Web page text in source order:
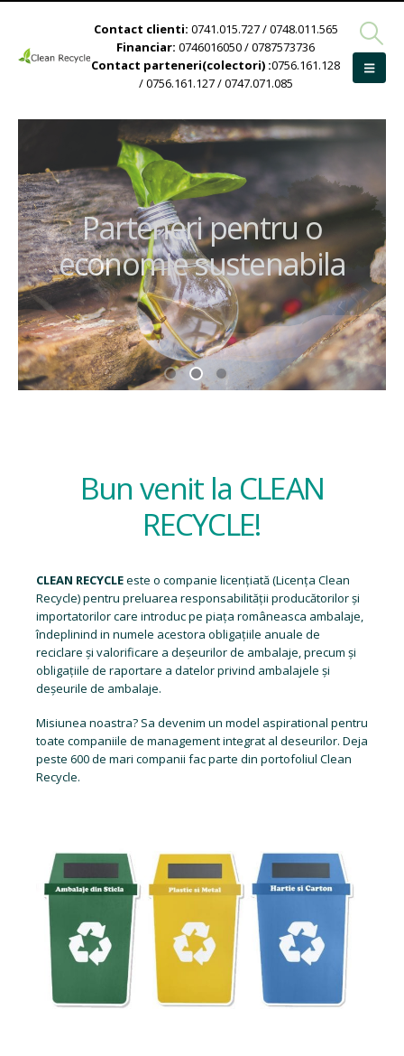
Contact clienti: 0741.015.727 / 0748.011.565
Financiar: 0746016050 / 0787573736
Contact parteneri(colectori) :0756.161.128
/ 0756.161.127 / 0747.071.085
Bun venit la CLEAN
RECYCLE!
CLEAN RECYCLEeste o companie licențiată (Licența Clean
Recycle) pentru preluarea responsabilității producătorilor și
importatorilor care introduc pe piața româneasca ambalaje,
îndeplinind in numele acestora obligațiile anuale de
reciclare și valorificare a deșeurilor de ambalaje, precum și
obligațiile de raportare a datelor privind ambalajele și
deșeurile de ambalaje.
Misiunea noastra? Sa devenim un model aspirational pentru
toate companiile de management integrat al deseurilor. Deja
peste 600 de mari companii fac parte din portofoliul Clean
Recycle.